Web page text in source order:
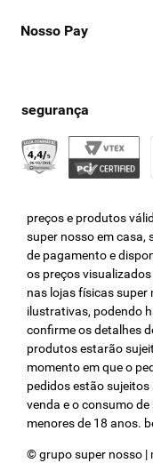
Nosso Pay
preços e produtos
super nosso em casa,
de pagamento e
os preços
nas lojas físicas
ilustrativas, podendo
confirme os detalhes
produtos estarão
momento em que o
pedidos estão
venda e o consumo
menores de 18 anos.
© grupo super nosso |